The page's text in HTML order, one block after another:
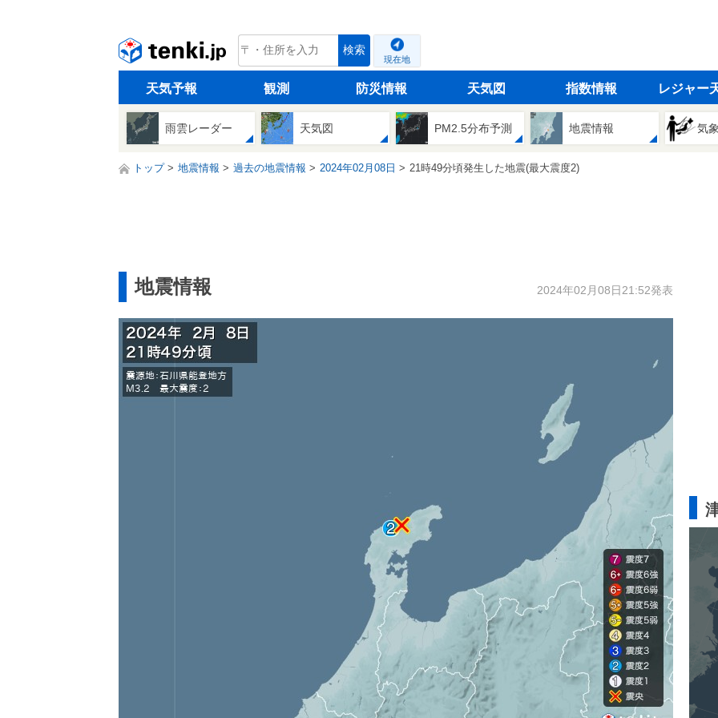
tenki.jp 検索
現在地
天気予報 観測 防災情報 天気図 指数情報 レジャー
雨雲レーダー 天気図 PM2.5分布予測 地震情報 気
トップ 地震情報 過去の地震情報 2024年02月08日 21時49分頃発生した地震(最大震度2)
地震情報 2024年02月08日21:52発表